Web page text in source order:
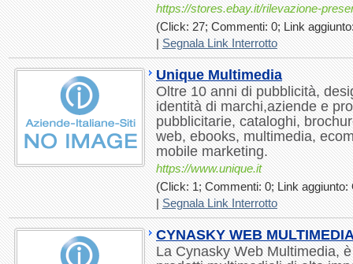
https://stores.ebay.it/rilevazione-
(Click: 27; Commenti: 0; Link
|Segnala Link Interrotto
Unique Multimedia
Oltre 10 anni di pubblicità,
identità di marchi,aziende e
pubblicitarie, cataloghi,
web, ebooks, multimedia,
mobile marketing.
https://www.unique.it
(Click: 1; Commenti: 0; Link aggiunto:
|Segnala Link Interrotto
CYNASKY WEB
La Cynasky Web Multimedia,